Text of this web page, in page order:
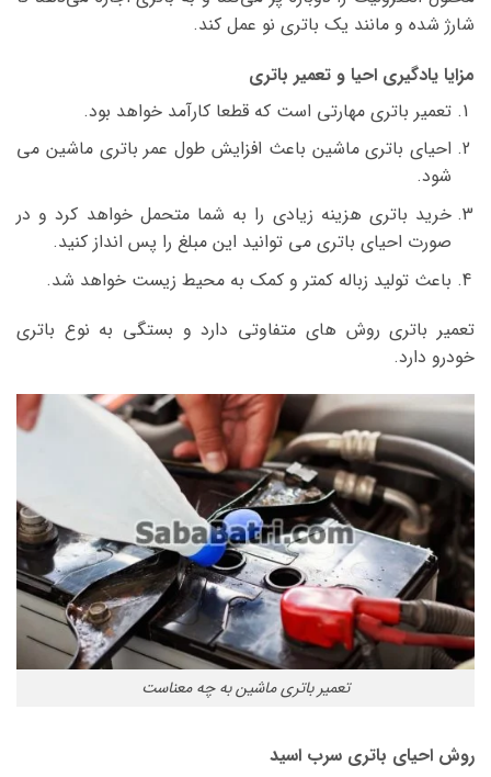
شارژ شده و مانند یک باتری نو عمل کند.
مزایا یادگیری احیا و تعمیر باتری
تعمیر باتری مهارتی است که قطعا کارآمد خواهد بود.
احیای باتری ماشین باعث افزایش طول عمر باتری ماشین می
شود.
خرید باتری هزینه زیادی را به شما متحمل خواهد کرد و در
صورت احیای باتری می توانید این مبلغ را پس انداز کنید.
باعث تولید زباله کمتر و کمک به محیط زیست خواهد شد.
تعمیر باتری روش های متفاوتی دارد و بستگی به نوع باتری
خودرو دارد.
تعمیر باتری ماشین به چه معناست
روش احیای باتری سرب اسید